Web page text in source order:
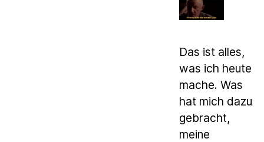
Das ist alles,
was ich heute
mache. Was
hat mich dazu
gebracht,
meine